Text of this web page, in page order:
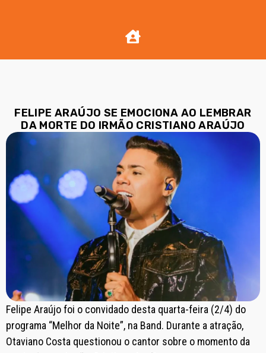
FELIPE ARAÚJO SE EMOCIONA AO LEMBRAR
DA MORTE DO IRMÃO CRISTIANO ARAÚJO
Felipe Araújo foi o convidado desta quarta-feira (2/4) do
programa “Melhor da Noite”, na Band. Durante a atração,
Otaviano Costa questionou o cantor sobre o momento da